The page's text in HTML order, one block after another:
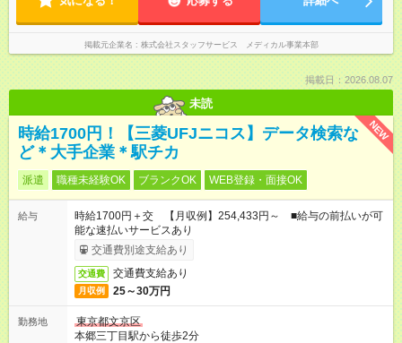
掲載元企業名 株式会社スタッフサービス メディカル事業本部
掲載日：2026.08.07
未読
NEW
時給1700円！【三菱UFJニコス】データ検索な
ど＊大手企業＊駅チカ
派遣 職種未経験OK ブランクOK WEB登録・面接OK
給与
時給1700円＋交 【月収例】254,433円～ ■給与の前払いが可
能な速払いサービスあり
交通費別途支給あり
交通費 交通費支給あり
月収例 25～30万円
勤務地
東京都文京区
本郷三丁目駅から徒歩2分